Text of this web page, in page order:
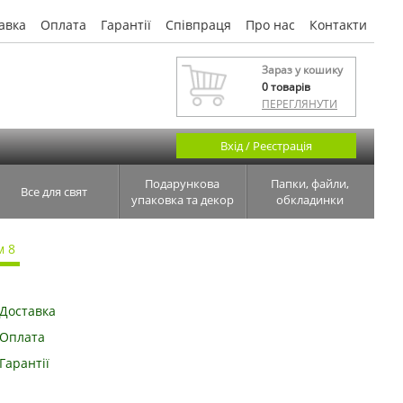
Оплата Гарантії Співпраця Про нас Контакти
Зараз у кошику
0товарів
ПЕРЕГЛЯНУТИ
Вхід / Реєстрація
Все для свят
Подарункова
упаковка та декор
Папки, файли,
обкладинки
8
Доставка
Оплата
Гарантії